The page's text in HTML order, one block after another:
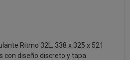
Ritmo 32L, 338 x 325 x 521
con diseño discreto y tapa